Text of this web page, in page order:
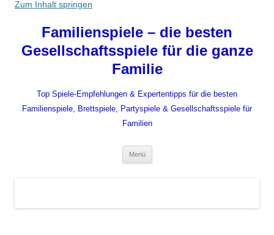
Zum Inhalt springen
Familienspiele – die besten
Gesellschaftsspiele für die ganze
Familie
Top Spiele-Empfehlungen & Expertentipps für die besten
Familienspiele, Brettspiele, Partyspiele & Gesellschaftsspiele für
Familien
Menü